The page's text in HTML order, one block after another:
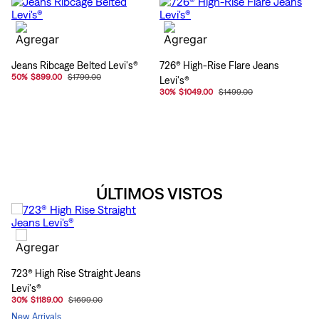
Jeans Ribcage Belted Levi's®
50% $899.00 $1799.00
726® High-Rise Flare Jeans
Levi's®
30% $1049.00 $1499.00
ÚLTIMOS VISTOS
723® High Rise Straight Jeans
Levi's®
30% $1189.00 $1699.00
New Arrivals